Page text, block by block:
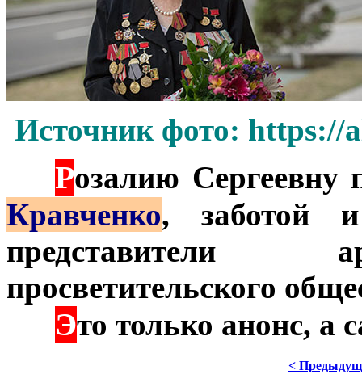
Источник фото: https://
Розалию Сергеевну
Кравченко, заботой
представители
просветительского
Это только анонс, а
<